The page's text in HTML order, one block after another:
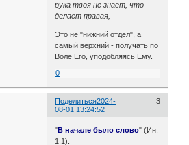
рука твоя не знает, что
делает правая,
Это не "нижний отдел", а
самый верхний - получать по
Воле Его, уподобляясь Ему.
0
Поделиться 3
2024-
08-01 13:24:52
"В начале было слово" (Ин.
1:1).